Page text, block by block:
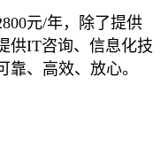
元/年，除了提供
供IT咨询、信息化技
、高效、放心。